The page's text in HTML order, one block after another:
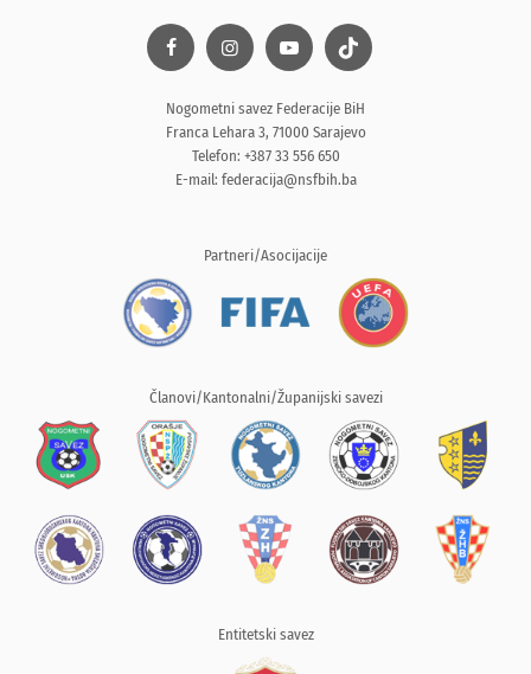
Nogometni savez Federacije BiH
Franca Lehara 3, 71000 Sarajevo
Telefon: +387 33 556 650
E-mail: federacija@nsfbih.ba
Partneri/Asocijacije
Članovi/Kantonalni/Županijski savezi
Entitetski savez